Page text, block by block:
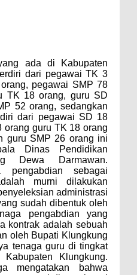
ada di Kabupaten
dari pegawai TK 3
pegawai SMP 78
TK 18 orang, guru SD
52 orang, sedangkan
dari pegawai SD 18
orang guru TK 18 orang
guru SMP 26 orang ini
Dinas Pendidikan
Dewa Darmawan.
pengabdian sebagai
murni dilakukan
administrasi
sudah dibentuk oleh
pengabdian yang
kontrak adalah sebuah
oleh Bupati Klungkung
tenaga guru di tingkat
Klungkung.
mengatakan bahwa